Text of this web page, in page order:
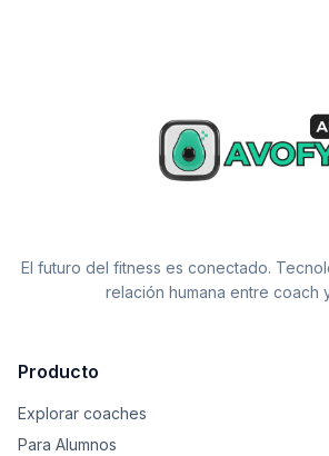
El futuro del fitness es conectado.
relación humana entre coach
Producto
Explorar coaches
Para Alumnos